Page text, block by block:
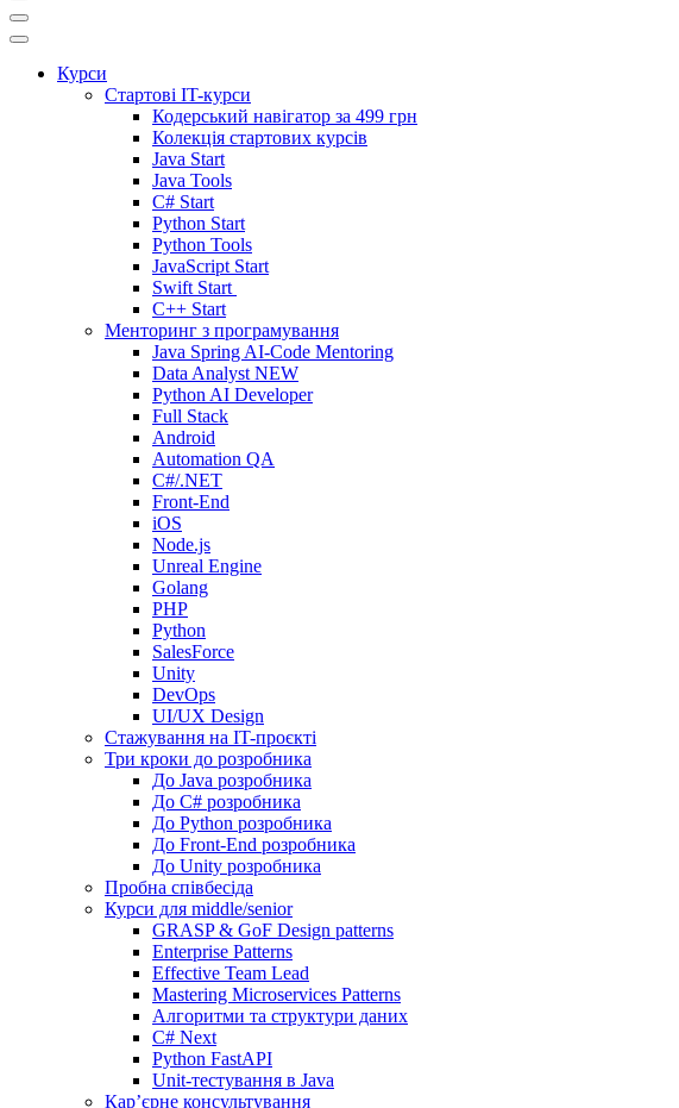
Курси
Стартові IT-курси
Кодерський навігатор за 499 грн
Колекція стартових курсів
Java Start
Java Tools
C# Start
Python Start
Python Tools
JavaScript Start
Swift Start
C++ Start
Менторинг з програмування
Java Spring AI-Code Mentoring
Data Analyst NEW
Python AI Developer
Full Stack
Android
Automation QA
C#/.NET
Front-End
iOS
Node.js
Unreal Engine
Golang
PHP
Python
SalesForce
Unity
DevOps
UI/UX Design
Стажування на IT-проєкті
Три кроки до розробника
До Java розробника
До C# розробника
До Python розробника
До Front-End розробника
До Unity розробника
Пробна співбесіда
Курси для middle/senior
GRASP & GoF Design patterns
Enterprise Patterns
Effective Team Lead
Mastering Microservices Patterns
Алгоритми та структури даних
C# Next
Python FastAPI
Unit-тестування в Java
Кар’єрне консультування